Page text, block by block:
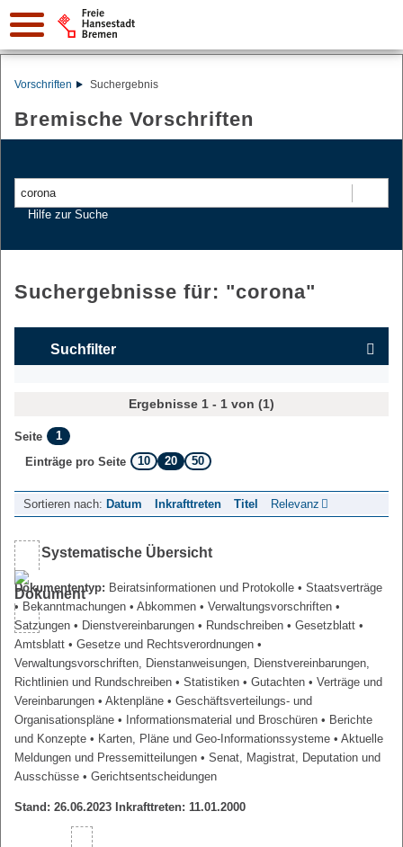
Vorschriften Suchergebnis
Bremische Vorschriften
Hilfe zur Suche
Suchergebnisse für: "corona"
Suchfilter
Ergebnisse 1 - 1 von (1)
Seite
1
Einträge pro Seite
10 20 50
Sortieren nach: Datum Inkrafttreten Titel Relevanz
Systematische Übersicht
Dokumententyp: Beiratsinformationen und Protokolle • Staatsverträge
• Bekanntmachungen • Abkommen • Verwaltungsvorschriften •
Satzungen • Dienstvereinbarungen • Rundschreiben • Gesetzblatt •
Amtsblatt • Gesetze und Rechtsverordnungen •
Verwaltungsvorschriften, Dienstanweisungen, Dienstvereinbarungen,
Richtlinien und Rundschreiben • Statistiken • Gutachten • Verträge und
Vereinbarungen • Aktenpläne • Geschäftsverteilungs- und
Organisationspläne • Informationsmaterial und Broschüren • Berichte
und Konzepte • Karten, Pläne und Geo-Informationssysteme • Aktuelle
Meldungen und Pressemitteilungen • Senat, Magistrat, Deputation und
Ausschüsse • Gerichtsentscheidungen
Stand: 26.06.2023 Inkrafttreten: 11.01.2000